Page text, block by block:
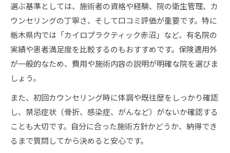
安全なカイロプラクティック利用のためのポイ
ント
禁忌症例とカイロプラクティック施術の関係性
自分に合う施術選びのコツと安全な通い方
無理なく続けられるカイロプラクティック活用
法
選ぶ基準としては、施術者の資格や経験、院の衛生管理、カ
ウンセリングの丁寧さ、そして口コミ評価が重要です。特に
栃木県内では「カイロプラクティック赤沼」など、有名院の
実績や患者満足度を比較するのもおすすめです。保険適用外
が一般的なため、費用や施術内容の説明が明確な院を選びま
しょう。
また、初回カウンセリング時に体調や既往歴をしっかり確認
し、禁忌症状（骨折、感染症、がんなど）がないか確認する
ことも大切です。自分に合った施術方針かどうか、納得でき
るまで質問してから決めると安心です。